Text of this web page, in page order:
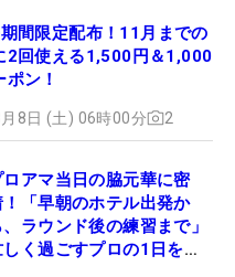
間限定配布！11月までの
2回使える1,500円＆1,000
ポン！
8日 (土) 06時00分 2
ロアマ当日の脇元華に密
！「早朝のホテル出発か
、ラウンド後の練習まで」
しく過ごすプロの1日を公